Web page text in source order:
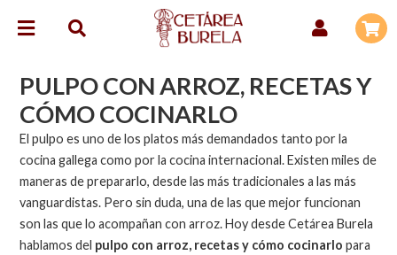
PULPO CON ARROZ, RECETAS Y
CÓMO COCINARLO
El pulpo es uno de los platos más demandados tanto por la
cocina gallega como por la cocina internacional. Existen miles de
maneras de prepararlo, desde las más tradicionales a las más
vanguardistas. Pero sin duda, una de las que mejor funcionan
son las que lo acompañan con arroz. Hoy desde Cetárea Burela
hablamos del pulpo con arroz, recetas y cómo cocinarlo para